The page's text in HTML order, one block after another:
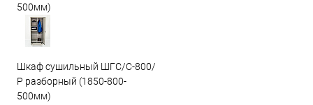
500мм)
Шкаф сушильный ШГС/С-800/
Р разборный (1850-800-
500мм)